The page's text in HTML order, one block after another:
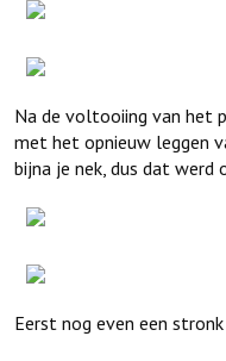
Na de voltooiing van het
met het opnieuw leggen
bijna je nek, dus dat werd
Eerst nog even een